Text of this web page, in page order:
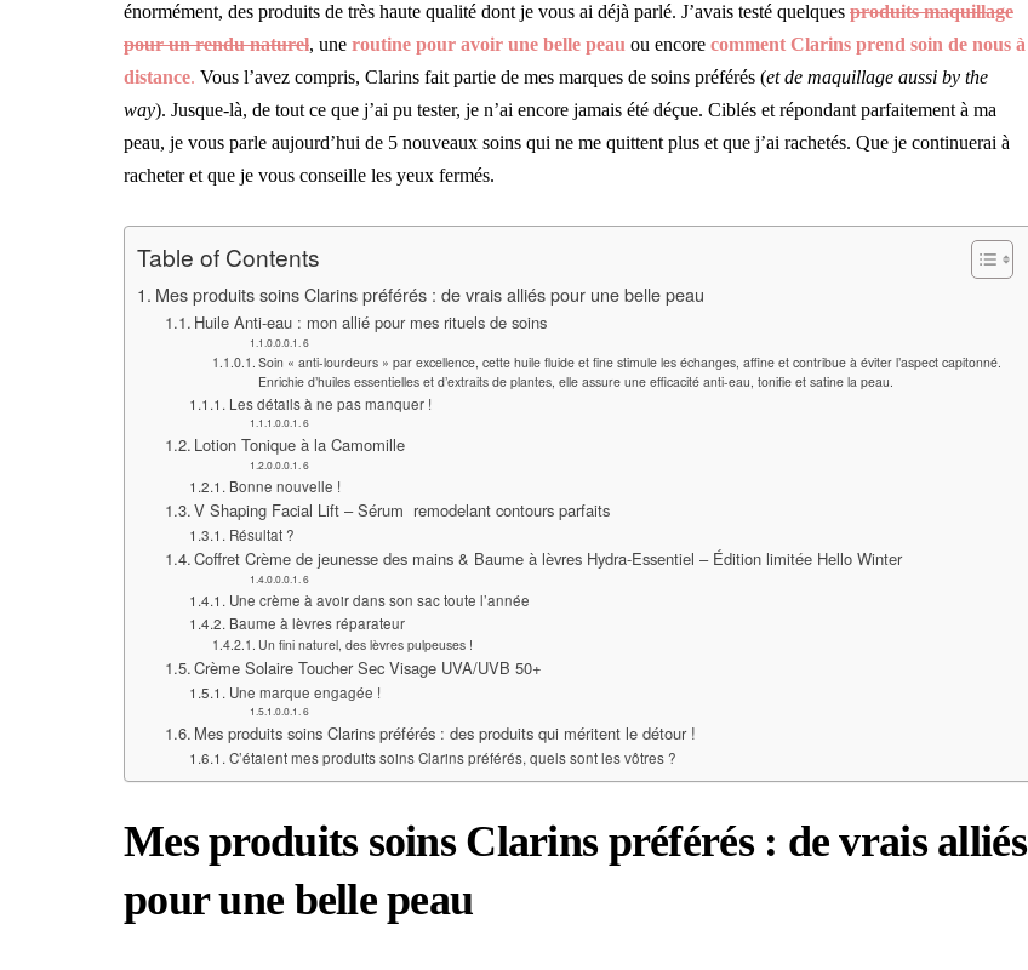
énormément, des produits de très haute qualité dont je vous ai déjà parlé. J’avais testé quelques produits maquillage
pour un rendu naturel, une routine pour avoir une belle peau ou encore comment Clarins prend soin de nous à
distance. Vous l’avez compris, Clarins fait partie de mes marques de soins préférés (et de maquillage aussi by the
way). Jusque-là, de tout ce que j’ai pu tester, je n’ai encore jamais été déçue. Ciblés et répondant parfaitement à ma
peau, je vous parle aujourd’hui de 5 nouveaux soins qui ne me quittent plus et que j’ai rachetés. Que je continuerai à
racheter et que je vous conseille les yeux fermés.
Table of Contents
Mes produits soins Clarins préférés : de vrais alliés pour une belle peau
Huile Anti-eau : mon allié pour mes rituels de soins
6
Soin « anti-lourdeurs » par excellence, cette huile fluide et fine stimule les échanges, affine et contribue à éviter l’aspect capitonné.
Enrichie d’huiles essentielles et d’extraits de plantes, elle assure une efficacité anti-eau, tonifie et satine la peau.
Les détails à ne pas manquer !
6
Lotion Tonique à la Camomille
6
Bonne nouvelle !
V Shaping Facial Lift – Sérum remodelant contours parfaits
Résultat ?
Coffret Crème de jeunesse des mains & Baume à lèvres Hydra-Essentiel – Édition limitée Hello Winter
6
Une crème à avoir dans son sac toute l’année
Baume à lèvres réparateur
Un fini naturel, des lèvres pulpeuses !
Crème Solaire Toucher Sec Visage UVA/UVB 50+
Une marque engagée !
6
Mes produits soins Clarins préférés : des produits qui méritent le détour !
C’étaient mes produits soins Clarins préférés, quels sont les vôtres ?
Mes produits soins Clarins préférés : de vrais alliés
pour une belle peau